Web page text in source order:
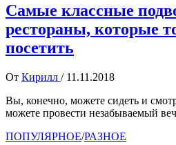
Самые классные
рестораны, которые
посетить
От Кирилл / 11.11.2018
Вы, конечно, можете сидеть и
можете провести незабываемый
ПОПУЛЯРНОЕ/РАЗНОЕ